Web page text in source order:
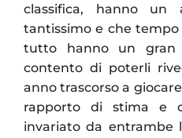
classifica, hanno un
tantissimo e che
tutto hanno un gran
contento di poterli
anno trascorso a
rapporto di stima e
invariato da entrambe